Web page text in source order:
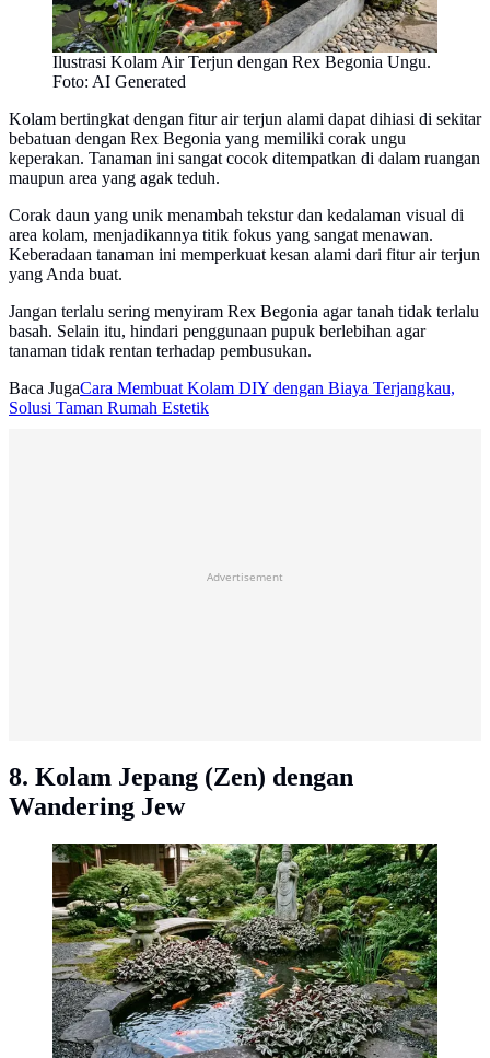
Ilustrasi Kolam Air Terjun dengan Rex Begonia Ungu.
Foto: AI Generated
Kolam bertingkat dengan fitur air terjun alami dapat dihiasi di sekitar
bebatuan dengan Rex Begonia yang memiliki corak ungu
keperakan. Tanaman ini sangat cocok ditempatkan di dalam ruangan
maupun area yang agak teduh.
Corak daun yang unik menambah tekstur dan kedalaman visual di
area kolam, menjadikannya titik fokus yang sangat menawan.
Keberadaan tanaman ini memperkuat kesan alami dari fitur air terjun
yang Anda buat.
Jangan terlalu sering menyiram Rex Begonia agar tanah tidak terlalu
basah. Selain itu, hindari penggunaan pupuk berlebihan agar
tanaman tidak rentan terhadap pembusukan.
Baca JugaCara Membuat Kolam DIY dengan Biaya Terjangkau,
Solusi Taman Rumah Estetik
Advertisement
8. Kolam Jepang (Zen) dengan
Wandering Jew